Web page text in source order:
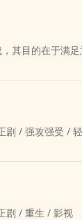
上自己。
都只能归我，
崽，时间跨度很
其目的在于满
攻
是个深藏不露的
人就不罢休的忠
剧 / 强攻强受 /
孩的时候，下
剧 / 重生 / 影视